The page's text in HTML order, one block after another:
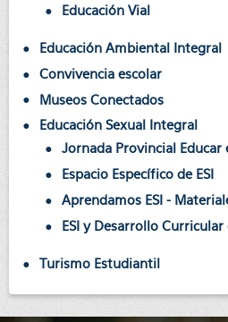
Educación Vial
Educación Ambiental Integral
Convivencia escolar
Museos Conectados
Educación Sexual Integral
Jornada Provincial Educar
Espacio Específico de ESI
Aprendamos ESI -
ESI y Desarrollo Curricular
Turismo Estudiantil